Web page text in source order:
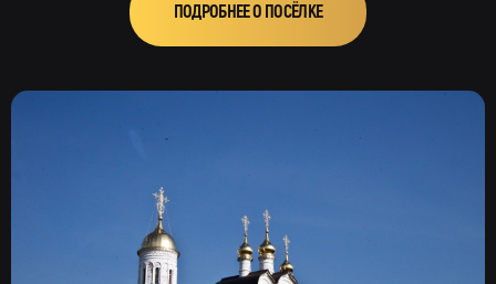
ПОДРОБНЕЕ О ПОСЁЛКЕ